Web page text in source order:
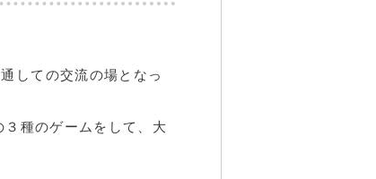
しての交流の場となっ
種のゲームをして、大